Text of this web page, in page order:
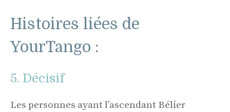
Histoires liées de
YourTango :
5. Décisif
Les personnes ayant l’ascendant Bélier